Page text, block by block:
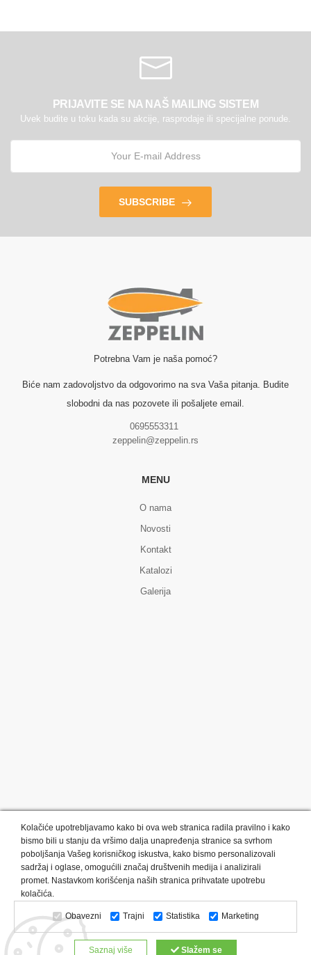
PRIJAVITE SE NA NAŠ MAILING SISTEM
Uvek budite u toku kada su akcije, rasprodaje ili specijalne ponude.
SUBSCRIBE
Potrebna Vam je naša pomoć?
Biće nam zadovoljstvo da odgovorimo na sva Vaša pitanja. Budite
slobodni da nas pozovete ili pošaljete email.
0695553311
zeppelin@zeppelin.rs
MENU
O nama
Novosti
Kontakt
Katalozi
Galerija
Kategorije proizvoda: Olovke i markeri
Privesci i trakice
Upaljači
USB Tehnologija Tekstil
Kačketi i kape
Notesi i rokovnici
Kancelarija Satovi
Kišobrani
Torbe i putovanja
Kuhinjski setovi
Alati i oprema
Relaksacija, lepota i zdravlje
Kalendari Custom proizvodi
Kolačiće upotrebljavamo kako bi ova web stranica radila pravilno i kako
bismo bili u stanju da vršimo dalja unapređenja stranice sa svrhom
poboljšanja Vašeg korisničkog iskustva, kako bismo personalizovali
sadržaj i oglase, omogućili značaj društvenih medija i analizirali
promet. Nastavkom korišćenja naših stranica prihvatate upotrebu
kolačića.
Obavezni Trajni Statistika Marketing
Saznaj više Slažem se